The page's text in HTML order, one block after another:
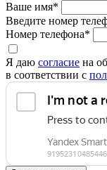
Ваше имя*
Введите номер
Номер телефона*
Я даю согласие на
в соответствии с